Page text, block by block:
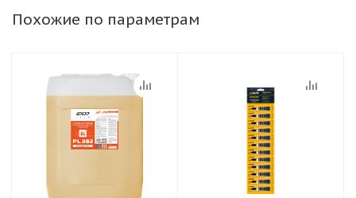
Похожие по параметрам